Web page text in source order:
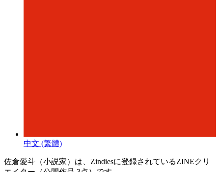
中文 (繁體)
佐倉愛斗（小説家）は、Zindiesに登録されているZINEクリ